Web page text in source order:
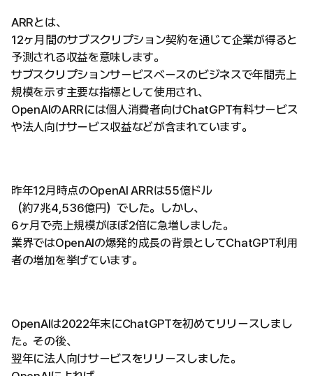
ARRとは、
12ヶ月間のサブスクリプション契約を通じて企業が得ると
予測される収益を意味します。
サブスクリプションサービスベースのビジネスで年間売上
規模を示す主要な指標として使用され、
OpenAIのARRには個人消費者向けChatGPT有料サービス
や法人向けサービス収益などが含まれています。
昨年12月時点のOpenAI ARRは55億ドル
（約7兆4,536億円）でした。しかし、
6ヶ月で売上規模がほぼ2倍に急増しました。
業界ではOpenAIの爆発的成長の背景としてChatGPT利用
者の増加を挙げています。
OpenAIは2022年末にChatGPTを初めてリリースしまし
た。その後、
翌年に法人向けサービスをリリースしました。